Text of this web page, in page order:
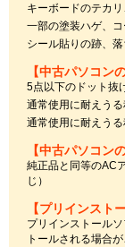
キーボードのテカ
一部の塗装ハゲ、
シール貼りの跡、
【中古パソコン
5点以下のドット抜
通常使用に耐えう
通常使用に耐えう
【中古パソコン
純正品と同等のAC
じ）
【プリインスト
プリインストール
トールされる場合が